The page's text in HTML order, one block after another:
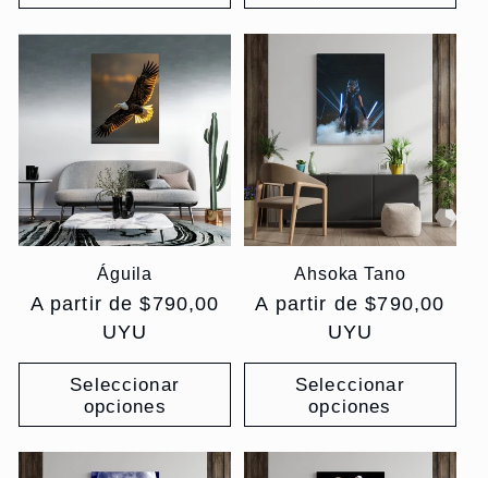
Águila
Precio
A partir de $790,00
UYU
Seleccionar
opciones
Ahsoka Tano
Precio
A partir de $790,00
UYU
Seleccionar
opciones